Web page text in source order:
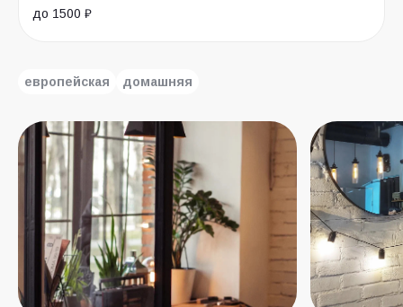
до 1500 ₽
европейская домашняя